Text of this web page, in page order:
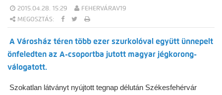
2015.04.28. 15:29
FEHERVÁRAV19
MEGOSZTÁS:
A Városház téren több ezer szurkolóval együtt ünnepelt
önfeledten az A-csoportba jutott magyar jégkorong-
válogatott.
Szokatlan látványt nyújtott tegnap délután Székesfehérvár